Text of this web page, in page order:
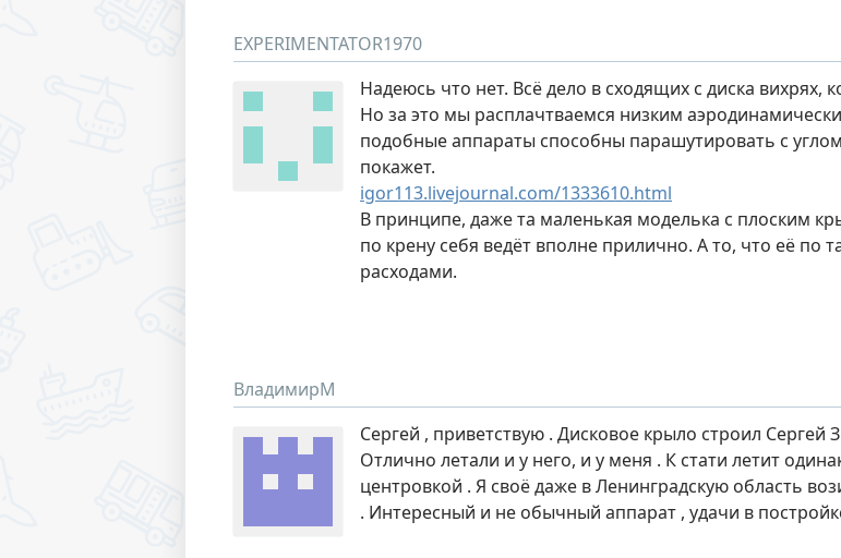
EXPERIMENTATOR1970
Надеюсь что нет. Всё дело в сходящих с диска вихрях,
Но за это мы расплачтваемся низким
подобные аппараты способны парашутировать с
покажет.
igor113.livejournal.com/1333610.html
В принципе, даже та маленькая моделька с плоским
по крену себя ведёт вполне прилично. А то, что её по
расходами.
ВладимирМ
Сергей , приветствую . Дисковое крыло строил Сергей
Отлично летали и у него, и у меня . К стати летит
центровкой . Я своё даже в Ленинградскую область
. Интересный и не обычный аппарат , удачи в